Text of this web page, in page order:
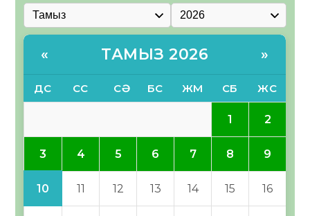
« ТАМЫЗ 2026 »
ДС СС СӘ БС ЖМ СБ ЖС
1 2
3 4 5 6 7 8 9
10 11 12 13 14 15 16